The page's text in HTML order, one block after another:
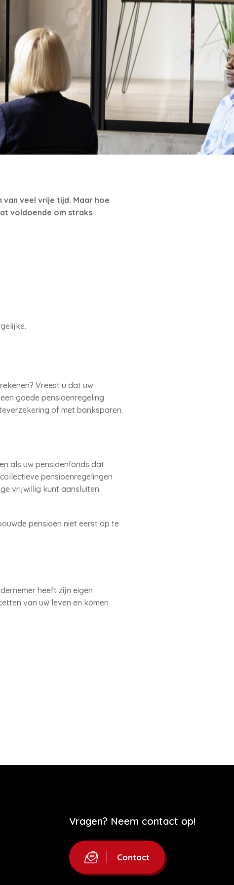
veel vrije tijd. Maar hoe
voldoende om straks
Vreest u dat uw
goede pensioenregeling.
of met banksparen.
als uw pensioenfonds dat
pensioenregelingen
vrijwillig kunt aansluiten.
pensioen niet eerst op te
heeft zijn eigen
van uw leven en komen
Vragen? Neem contact op!
Contact